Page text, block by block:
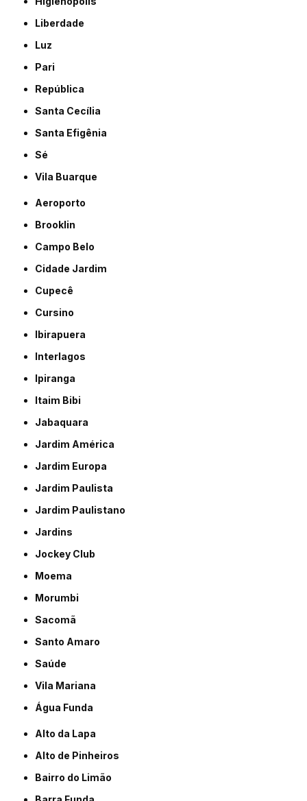
Liberdade
Luz
Pari
República
Santa Cecília
Santa Efigênia
Sé
Vila Buarque
Aeroporto
Brooklin
Campo Belo
Cidade Jardim
Cupecê
Cursino
Ibirapuera
Interlagos
Ipiranga
Itaim Bibi
Jabaquara
Jardim América
Jardim Europa
Jardim Paulista
Jardim Paulistano
Jardins
Jockey Club
Moema
Morumbi
Sacomã
Santo Amaro
Saúde
Vila Mariana
Água Funda
Alto da Lapa
Alto de Pinheiros
Bairro do Limão